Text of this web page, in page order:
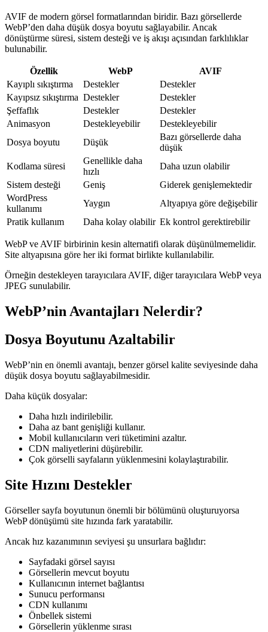
AVIF de modern görsel formatlarından biridir. Bazı görsellerde
WebP’den daha düşük dosya boyutu sağlayabilir. Ancak
dönüştürme süresi, sistem desteği ve iş akışı açısından farklılıklar
bulunabilir.
Özellik WebP
AVIF
Kayıplı sıkıştırma
Destekler
Destekler
Kayıpsız sıkıştırma Destekler
Destekler
Şeffaflık
Destekler
Destekler
Animasyon
Destekleyebilir
Destekleyebilir
Dosya boyutu
Düşük
Bazı görsellerde daha
düşük
Kodlama süresi
Genellikle daha
hızlı
Daha uzun olabilir
Sistem desteği
Geniş
Giderek genişlemektedir
WordPress
kullanımı
Yaygın
Altyapıya göre değişebilir
Pratik kullanım
Daha kolay olabilir Ek kontrol gerektirebilir
WebP ve AVIF birbirinin kesin alternatifi olarak düşünülmemelidir.
Site altyapısına göre her iki format birlikte kullanılabilir.
Örneğin destekleyen tarayıcılara AVIF, diğer tarayıcılara WebP veya
JPEG sunulabilir.
WebP’nin Avantajları Nelerdir?
Dosya Boyutunu Azaltabilir
WebP’nin en önemli avantajı, benzer görsel kalite seviyesinde daha
düşük dosya boyutu sağlayabilmesidir.
Daha küçük dosyalar:
Daha hızlı indirilebilir.
Daha az bant genişliği kullanır.
Mobil kullanıcıların veri tüketimini azaltır.
CDN maliyetlerini düşürebilir.
Çok görselli sayfaların yüklenmesini kolaylaştırabilir.
Site Hızını Destekler
Görseller sayfa boyutunun önemli bir bölümünü oluşturuyorsa
WebP dönüşümü site hızında fark yaratabilir.
Ancak hız kazanımının seviyesi şu unsurlara bağlıdır:
Sayfadaki görsel sayısı
Görsellerin mevcut boyutu
Kullanıcının internet bağlantısı
Sunucu performansı
CDN kullanımı
Önbellek sistemi
Görsellerin yüklenme sırası